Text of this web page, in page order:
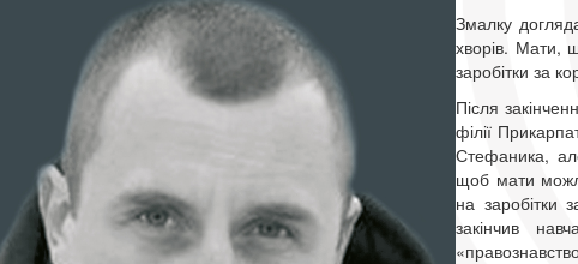
Змалку
хворів. Мати,
заробітки за
Після
філії
Стефаника,
щоб мати
на заробітки
закінчив